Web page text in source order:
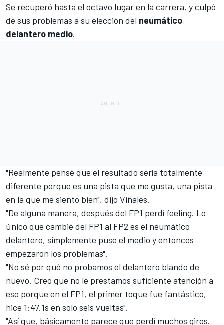
Se recuperó hasta el octavo lugar en la carrera, y culpó
de sus problemas a su elección del neumático
delantero medio.
"Realmente pensé que el resultado sería totalmente
diferente porque es una pista que me gusta, una pista
en la que me siento bien", dijo Viñales.
"De alguna manera, después del FP1 perdí feeling. Lo
único que cambié del FP1 al FP2 es el neumático
delantero, simplemente puse el medio y entonces
empezaron los problemas".
"No sé por qué no probamos el delantero blando de
nuevo. Creo que no le prestamos suficiente atención a
eso porque en el FP1, el primer toque fue fantástico,
hice 1:47.1s en solo seis vueltas".
"Así que, básicamente parece que perdí muchos giros.